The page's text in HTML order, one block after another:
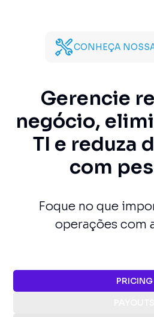
CONHEÇA
Gerencie
negócio,
TI e reduza
com
Foque no que
operações com
PRICING